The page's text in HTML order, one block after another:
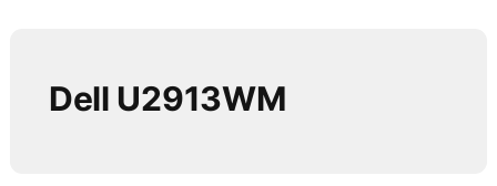
Dell U2913WM